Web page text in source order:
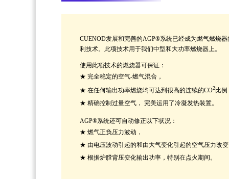
CUENOD发展和完善的AGP®系统已经成为燃气燃烧器
利技术。此项技术用于我们中型和大功率燃烧器上。
使用此项技术的燃烧器可保证：
★ 完全稳定的空气-燃气混合，
★ 在任何输出功率燃烧均可达到很高的连续的CO2比例
★ 精确控制过量空气， 完美运用了冷凝发热装置。
AGP®系统还可自动修正以下状况：
★ 燃气正负压力波动，
★ 由电压波动引起的和由大气变化引起的空气压力改
★ 根据炉膛背压变化输出功率，特别在点火期间。